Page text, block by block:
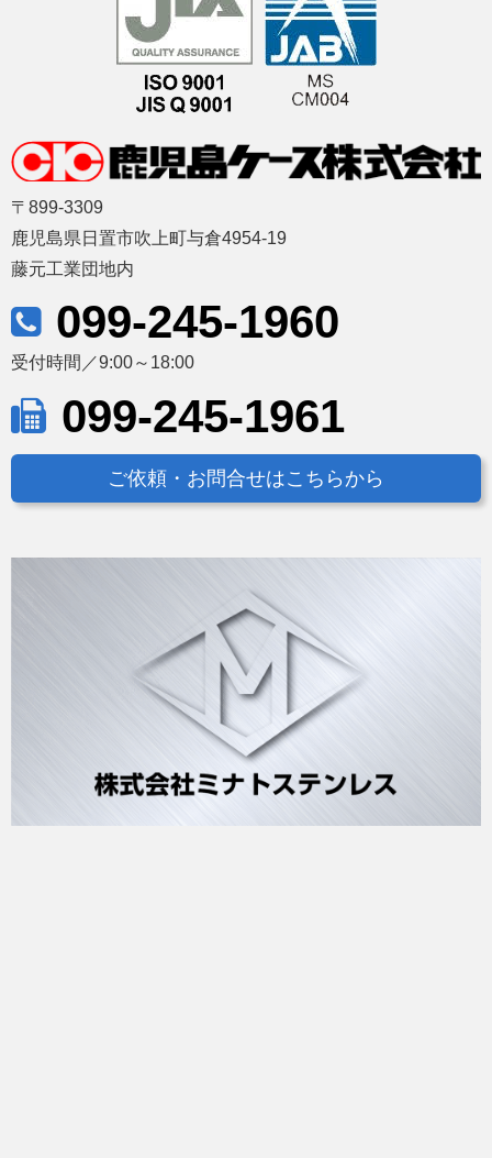
〒899-3309
鹿児島県日置市吹上町与倉4954-19
藤元工業団地内
099-245-1960
受付時間／9:00～18:00
099-245-1961
ご依頼・お問合せはこちらから